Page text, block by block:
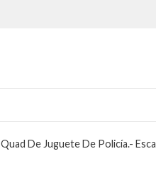
Quad De Juguete De Policía.-